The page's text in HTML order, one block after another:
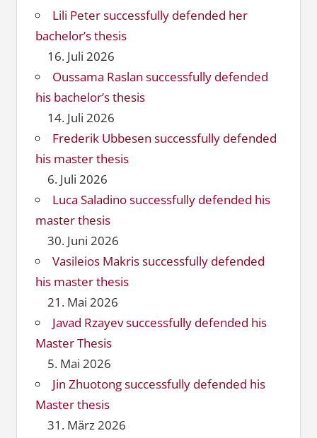
Lili Peter successfully defended her
bachelor’s thesis
16. Juli 2026
Oussama Raslan successfully defended
his bachelor’s thesis
14. Juli 2026
Frederik Ubbesen successfully defended
his master thesis
6. Juli 2026
Luca Saladino successfully defended his
master thesis
30. Juni 2026
Vasileios Makris successfully defended
his master thesis
21. Mai 2026
Javad Rzayev successfully defended his
Master Thesis
5. Mai 2026
Jin Zhuotong successfully defended his
Master thesis
31. März 2026